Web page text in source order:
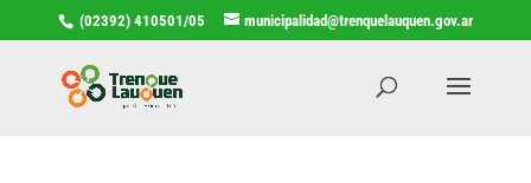
(02392) 410501/05 municipalidad@trenquelauquen.gov.ar